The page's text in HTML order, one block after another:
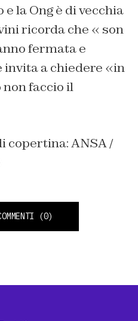
la Ong è di vecchia
ricorda che « son
fermata e
invita a chiedere «in
faccio il
copertina: ANSA /
(0)